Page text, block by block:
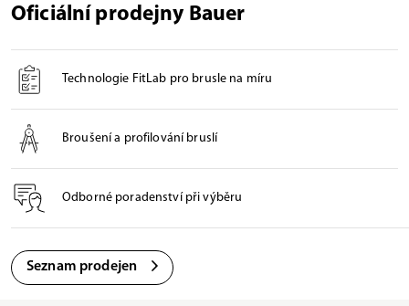
Oficiální prodejny Bauer
Technologie FitLab pro brusle na míru
Broušení a profilování bruslí
Odborné poradenství při výběru
Seznam prodejen